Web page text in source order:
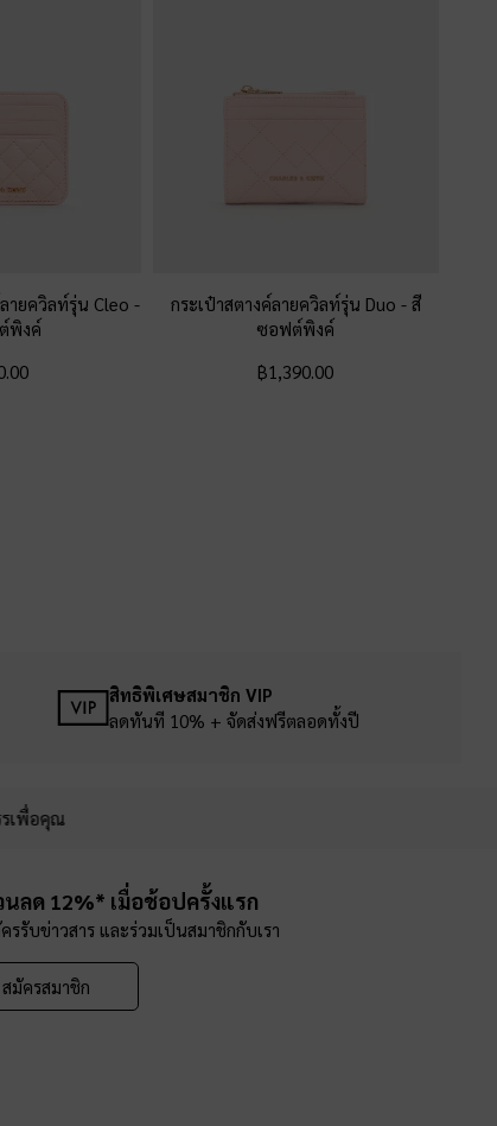
ายควิลท์รุ่น Cleo -
พิงค์
กระเป๋าสตางค์ลายควิลท์รุ่น Duo - สี
ซอฟต์พิงค์
฿1,390.00
สิทธิพิเศษสมาชิก VIP
ลดทันที 10% + จัดส่งฟรีตลอดทั้งปี
เพื่อคุณ
ลด 12%* เมื่อช้อปครั้งแรก
รรับข่าวสาร และร่วมเป็นสมาชิกกับเรา
สมัครสมาชิก